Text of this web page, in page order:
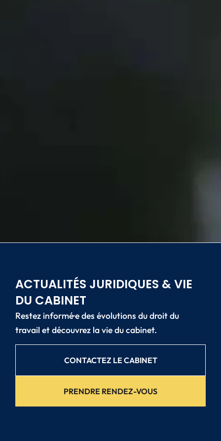
ACTUALITÉS JURIDIQUES & VIE
DU CABINET
Restez informé·e des évolutions du droit du
travail et découvrez la vie du cabinet.
CONTACTEZ LE CABINET
PRENDRE RENDEZ-VOUS